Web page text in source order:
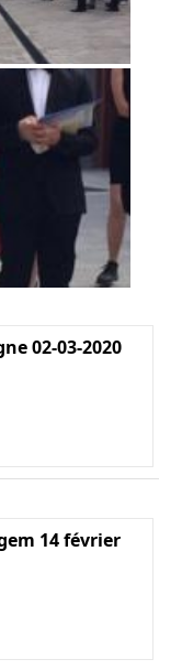
02-03-2020
14 février